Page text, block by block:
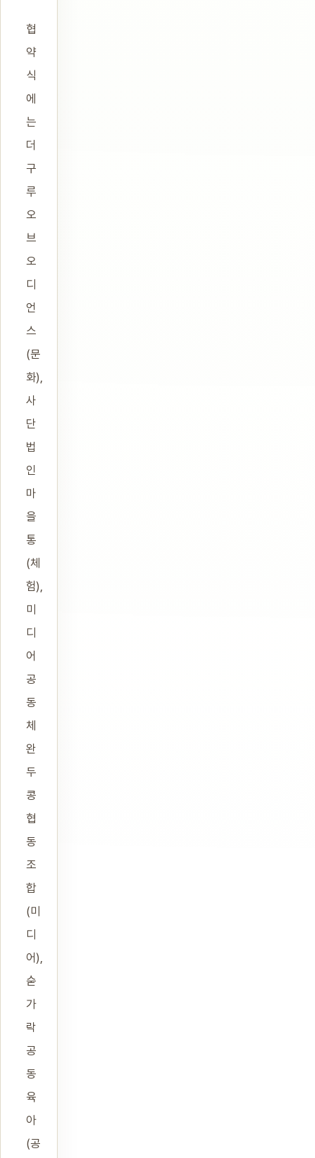
협
약
식
에
는
더
구
루
오
브
오
디
언
스
(문
화),
사
단
법
인
마
을
통
(체
험),
미
디
어
공
동
체
완
두
콩
협
동
조
합
(미
디
어),
숟
가
락
공
동
육
아
(공